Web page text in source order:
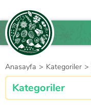
Anasayfa > Kategoriler >
Kategoriler